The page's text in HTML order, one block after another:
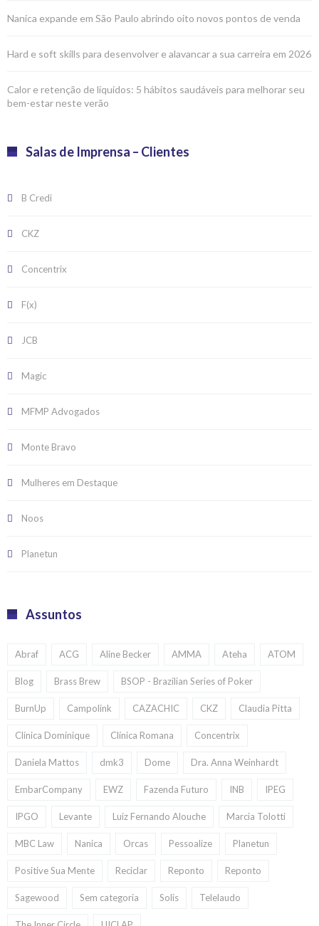
Nanica expande em São Paulo abrindo oito novos pontos de venda
Hard e soft skills para desenvolver e alavancar a sua carreira em 2026
Calor e retenção de líquidos: 5 hábitos saudáveis para melhorar seu
bem-estar neste verão
Salas de Imprensa – Clientes
B Credi
CKZ
Concentrix
F(x)
JCB
Magic
MFMP Advogados
Monte Bravo
Mulheres em Destaque
Noos
Planetun
Assuntos
Abraf ACG Aline Becker AMMA Ateha ATOM
Blog Brass Brew BSOP - Brazilian Series of Poker
BurnUp Campolink CAZACHIC CKZ Claudia Pitta
Clínica Dominique Clínica Romana Concentrix
Daniela Mattos dmk3 Dome Dra. Anna Weinhardt
EmbarCompany EWZ Fazenda Futuro INB IPEG
IPGO Levante Luiz Fernando Alouche Marcia Tolotti
MBC Law Nanica Orcas Pessoalize Planetun
Positive Sua Mente Reciclar Reponto Reponto
Sagewood Sem categoria Solis Telelaudo